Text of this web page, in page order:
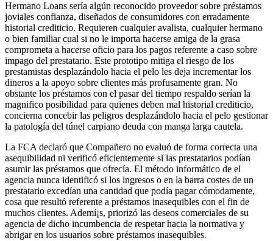
Hermano Loans serí­a algún reconocido proveedor sobre préstamos
joviales confianza, diseñados de consumidores con erradamente
historial crediticio. Requieren cualquier avalista, cualquier hermano
o bien familiar cual si no le importa hacerse amiga de la grasa
comprometa a hacerse oficio para los pagos referente a caso sobre
impago del prestatario. Este prototipo mitiga el riesgo de los
prestamistas desplazándolo hacia el pelo les deja incrementar los
dineros a la apoyo sobre clientes más profusamente gran. No
obstante los préstamos con el pasar del tiempo respaldo serían la
magnifico posibilidad para quienes deben mal historial crediticio,
concierna concebir las peligros desplazándolo hacia el pelo gestionar
la patologí­a del túnel carpiano deuda con manga larga cautela.
La FCA declaró que Compañero no evaluó de forma correcta una
asequibilidad ni verificó eficientemente si las prestatarios podían
asumir las préstamos que ofrecía. El método informático de el
agencia nunca identificó si los ingresos o en la barra costes de un
prestatario excedían una cantidad que podía pagar cómodamente,
cosa que resultó referente a préstamos inasequibles con el fin de
muchos clientes. Ademí¡s, priorizó las deseos comerciales de su
agencia de dicho incumbencia de respetar hacia la normativa y
abrigar en los usuarios sobre préstamos inasequibles.